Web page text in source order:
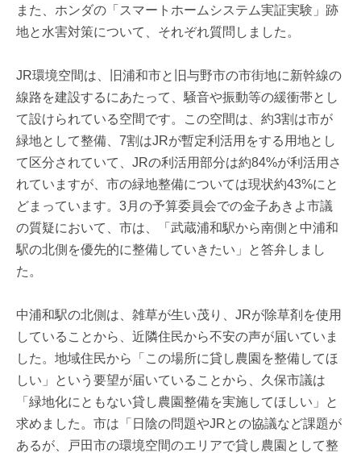
また、ホンダの「スマートホームシステム実証実験」跡
地と水害対策について、それぞれ質問しました。
JR環境空間は、旧浦和市と旧与野市の市街地に新幹線の
線路を建設するにあたって、騒音や振動等の緩衝帯とし
て設けられている空間です。この空間は、約3割は市が
緑地として整備、7割はJRが暫定利活用をする用地とし
て区分されていて、JRの利活用部分は約84%が利活用さ
れていますが、市の緑地整備については現状約43%にと
どまっています。3月の予算委員会での金子あきよ市議
の質疑において、市は、「武蔵浦和駅から南側と中浦和
駅の北側を優先的に整備していきたい」と答弁しまし
た。
中浦和駅の北側は、雑草が生い茂り、JRが除草剤を使用
していることから、近隣住民から不安の声が届いていま
した。地域住民から「この場所に貸し農園を整備してほ
しい」という要望が届いていることから、久保市議は
「緑地化にともない貸し農園整備を実施してほしい」と
求めました。市は「日陰の問題やJRとの協議など課題が
あるが、戸田市の環境空間のエリアで貸し農園として整